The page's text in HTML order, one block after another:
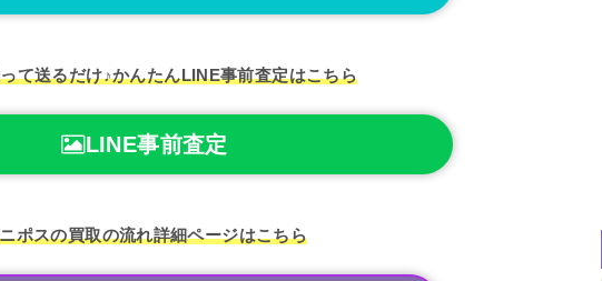
て送るだけ♪かんたんLINE事前査定はこちら
LINE事前査定
ポスの買取の流れ詳細ページはこちら